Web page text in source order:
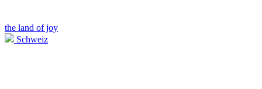
the land of joy
Schweiz